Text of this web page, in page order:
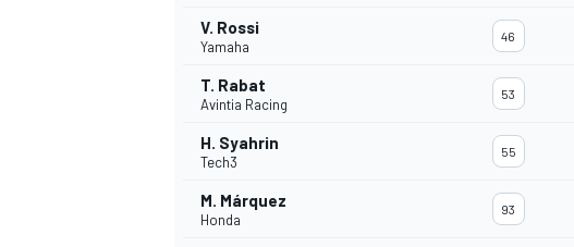
V. Rossi
Yamaha
46
T. Rabat
Avintia Racing
53
H. Syahrin
Tech3
55
M. Márquez
Honda
93